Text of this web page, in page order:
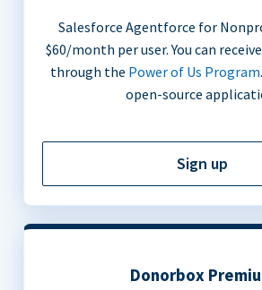
Salesforce Agentforce for
$60/month per user. You can
through the Power of Us Program
open-source
Sign up
Donorbox